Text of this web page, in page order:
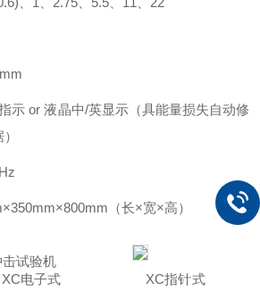
示 or 液晶中/英显示（具能量损失自动修
（长×宽×高）
XC电子式 XC指针式